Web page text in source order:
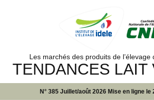
Les marchés des produits de l’élevage
TENDANCES LAIT
N° 385 Juillet/août 2026 Mise en ligne le